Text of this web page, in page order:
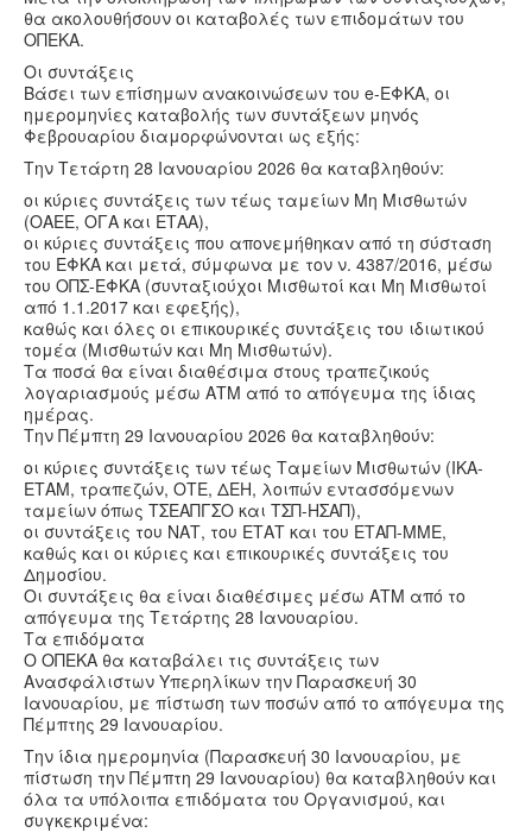
θα ακολουθήσουν οι καταβολές των επιδομάτων του
ΟΠΕΚΑ.
Οι συντάξεις
Βάσει των επίσημων ανακοινώσεων του e-ΕΦΚΑ, οι
ημερομηνίες καταβολής των συντάξεων μηνός
Φεβρουαρίου διαμορφώνονται ως εξής:
Την Τετάρτη 28 Ιανουαρίου 2026 θα καταβληθούν:
οι κύριες συντάξεις των τέως ταμείων Μη Μισθωτών
(ΟΑΕΕ, ΟΓΑ και ΕΤΑΑ),
οι κύριες συντάξεις που απονεμήθηκαν από τη σύσταση
του ΕΦΚΑ και μετά, σύμφωνα με τον ν. 4387/2016, μέσω
του ΟΠΣ-ΕΦΚΑ (συνταξιούχοι Μισθωτοί και Μη Μισθωτοί
από 1.1.2017 και εφεξής),
καθώς και όλες οι επικουρικές συντάξεις του ιδιωτικού
τομέα (Μισθωτών και Μη Μισθωτών).
Τα ποσά θα είναι διαθέσιμα στους τραπεζικούς
λογαριασμούς μέσω ΑΤΜ από το απόγευμα της ίδιας
ημέρας.
Την Πέμπτη 29 Ιανουαρίου 2026 θα καταβληθούν:
οι κύριες συντάξεις των τέως Ταμείων Μισθωτών (ΙΚΑ-
ΕΤΑΜ, τραπεζών, ΟΤΕ, ΔΕΗ, λοιπών εντασσόμενων
ταμείων όπως ΤΣΕΑΠΓΣΟ και ΤΣΠ-ΗΣΑΠ),
οι συντάξεις του ΝΑΤ, του ΕΤΑΤ και του ΕΤΑΠ-ΜΜΕ,
καθώς και οι κύριες και επικουρικές συντάξεις του
Δημοσίου.
Οι συντάξεις θα είναι διαθέσιμες μέσω ΑΤΜ από το
απόγευμα της Τετάρτης 28 Ιανουαρίου.
Τα επιδόματα
Ο ΟΠΕΚΑ θα καταβάλει τις συντάξεις των
Ανασφάλιστων Υπερηλίκων την Παρασκευή 30
Ιανουαρίου, με πίστωση των ποσών από το απόγευμα της
Πέμπτης 29 Ιανουαρίου.
Την ίδια ημερομηνία (Παρασκευή 30 Ιανουαρίου, με
πίστωση την Πέμπτη 29 Ιανουαρίου) θα καταβληθούν και
όλα τα υπόλοιπα επιδόματα του Οργανισμού, και
συγκεκριμένα: